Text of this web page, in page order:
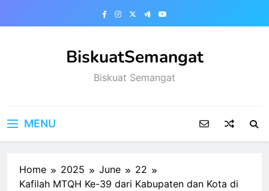
BiskuatSemangat
Biskuat Semangat
MENU
Home 2025 June
22
Kafilah MTQH Ke-39 dari Kabupaten dan Kota di